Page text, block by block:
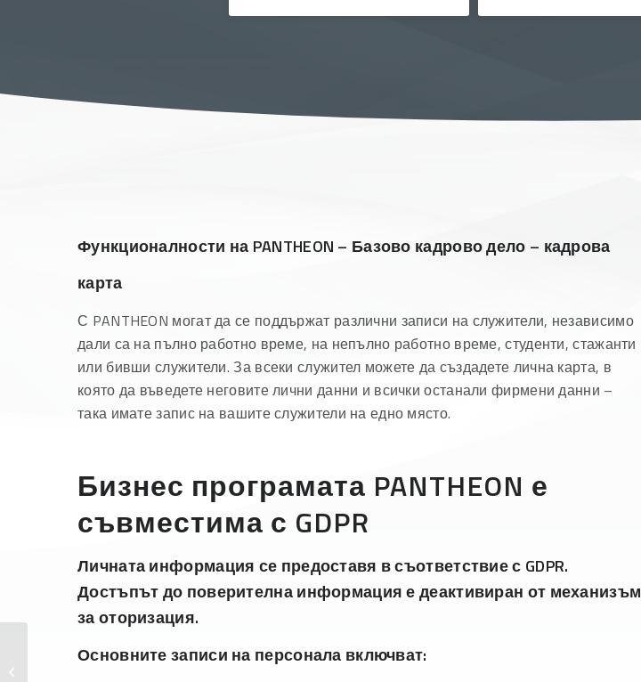
Функционалности на PANTHEON – Базово кадрово дело – кадрова
карта
С PANTHEON могат да се поддържат различни записи на служители, независимо
дали са на пълно работно време, на непълно работно време, студенти, стажанти
или бивши служители. За всеки служител можете да създадете лична карта, в
която да въведете неговите лични данни и всички останали фирмени данни –
така имате запис на вашите служители на едно място.
Бизнес програмата PANTHEON е
съвместима с GDPR
Личната информация се предоставя в съответствие с GDPR.
Достъпът до поверителна информация е деактивиран от механизъм
за оторизация.
Основните записи на персонала включват: